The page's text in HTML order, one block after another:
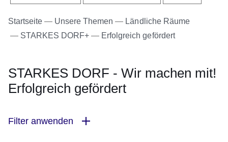
Startseite Unsere Themen
Ländliche Räume
STARKES DORF+
Erfolgreich gefördert
STARKES DORF - Wir machen mit!
Erfolgreich gefördert
Filter anwenden